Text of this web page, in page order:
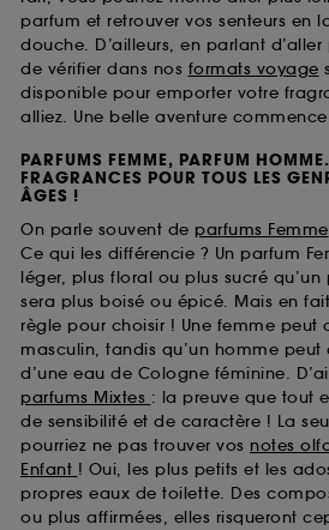
parfum et retrouver vos senteurs en
douche. D’ailleurs, en parlant d’aller
de vérifier dans nos formats voyage
disponible pour emporter votre
alliez. Une belle aventure commence
PARFUMS FEMME, PARFUM
FRAGRANCES POUR TOUS LES
ÂGES !
On parle souvent de parfums Femme
Ce qui les différencie ? Un parfum
léger, plus floral ou plus sucré
sera plus boisé ou épicé. Mais en
règle pour choisir ! Une femme peut
masculin, tandis qu’un homme peut
d’une eau de Cologne féminine.
parfums Mixtes : la preuve que tout
de sensibilité et de caractère ! La
pourriez ne pas trouver vos notes
Enfant ! Oui, les plus petits et les
propres eaux de toilette. Des
ou plus affirmées, elles risqueront